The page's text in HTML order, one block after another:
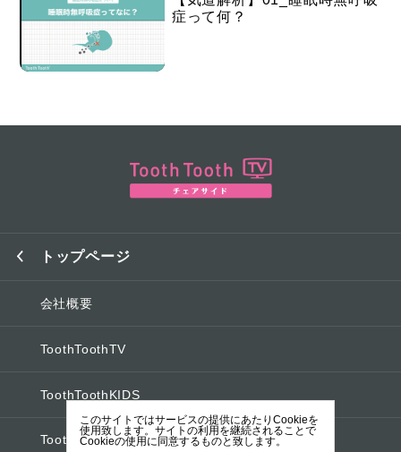
症って何？
トップページ
会社概要
ToothToothTV
ToothToothKIDS
ToothToothオフィシャルブログ
このサイトではサービスの提供にあたりCookieを
使用致します。サイトの利用を継続されることで
Cookieの使用に同意するものと致します。